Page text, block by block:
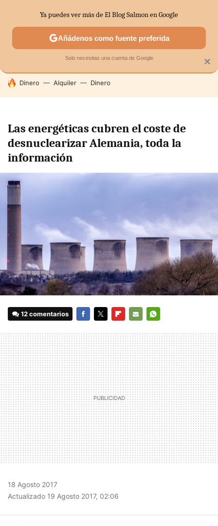
SECTORES ECONOMÍA DOMÉSTICA MERCADOS
HOY SE HABLA DE
Dinero Alquiler Dinero
Las energéticas cubren el coste de
desnuclearizar Alemania, toda la
información
12 comentarios
MAIL
18 Agosto 2017
Actualizado 19 Agosto 2017, 02:06
×
Ya puedes ver más de El Blog Salmon en Google
Añádenos como fuente preferida
Solo necesitas una cuenta de Google